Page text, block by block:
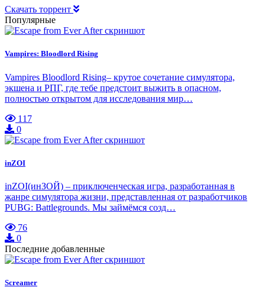
Скачать торрент
Популярные
Vampires: Bloodlord Rising
Vampires Bloodlord Rising– крутое сочетание симулятора,
экшена и РПГ, где тебе предстоит выжить в опасном,
полностью открытом для исследования мир…
117
0
inZOI
inZOI(инЗОЙ) – приключенческая игра, разработанная в
жанре симулятора жизни, представленная от разработчиков
PUBG: Battlegrounds. Мы займёмся созд…
76
0
Последние добавленные
Screamer